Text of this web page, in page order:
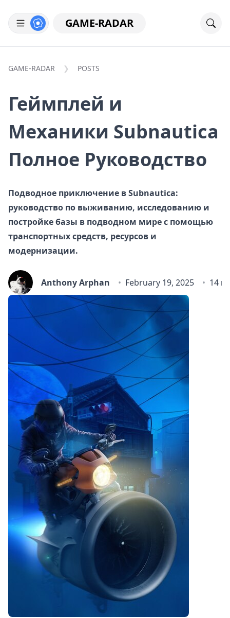
GAME-RADAR
GAME-RADAR POSTS
Геймплей и
Механики Subnautica
Полное Руководство
Подводное приключение в Subnautica:
руководство по выживанию, исследованию и
постройке базы в подводном мире с помощью
транспортных средств, ресурсов и
модернизации.
Anthony Arphan February 19, 2025 14